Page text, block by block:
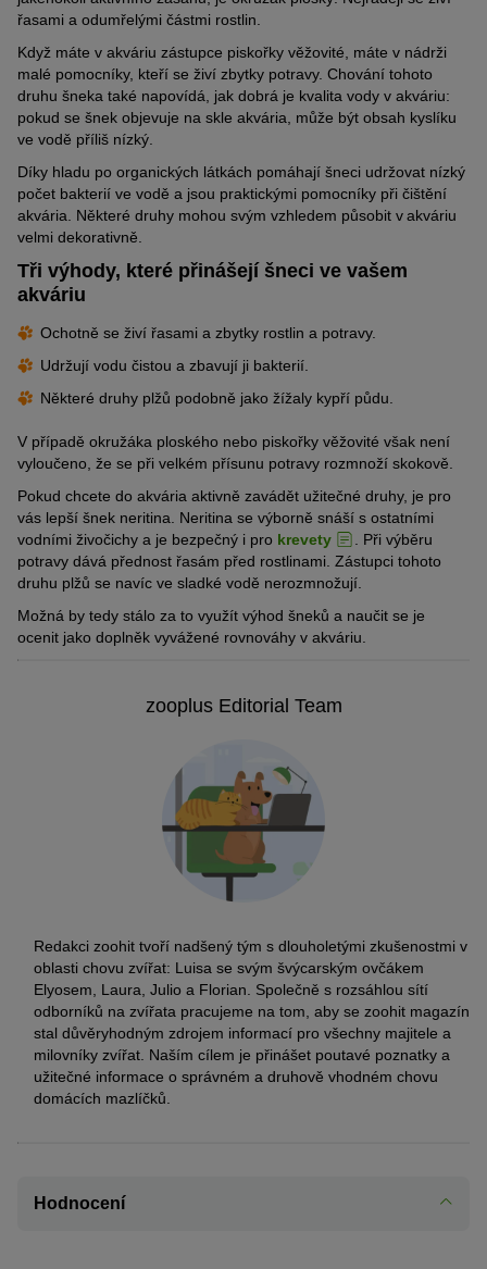
řasami a odumřelými částmi rostlin.
Když máte v akváriu zástupce piskořky věžovité , máte v nádrži
malé pomocníky, kteří se živí zbytky potravy. Chování tohoto
druhu šneka také napovídá, jak dobrá je kvalita vody v akváriu:
pokud se šnek objevuje na skle akvária, může být obsah kyslíku
ve vodě příliš nízký.
Díky hladu po organických látkách pomáhají šneci udržovat nízký
počet bakterií ve vodě a jsou praktickými pomocníky při čištění
akvária. Některé druhy mohou svým vzhledem působit v akváriu
velmi dekorativně.
Tři výhody, které přinášejí šneci ve vašem
akváriu
Ochotně se živí řasami a zbytky rostlin a potravy.
Udržují vodu čistou a zbavují ji bakterií.
Některé druhy plžů podobně jako žížaly kypří půdu.
V případě okružáka ploského nebo piskořky věžovité však není
vyloučeno, že se při velkém přísunu potravy rozmnoží skokově.
Pokud chcete do akvária aktivně zavádět užitečné druhy, je pro
vás lepší šnek neritina. Neritina se výborně snáší s ostatními
vodními živočichy a je bezpečný i pro krevety
. Při výběru
potravy dává přednost řasám před rostlinami. Zástupci tohoto
druhu plžů se navíc ve sladké vodě nerozmnožují.
Možná by tedy stálo za to využít výhod šneků a naučit se je
ocenit jako doplněk vyvážené rovnováhy v akváriu.
zooplus Editorial Team
Redakci zoohit tvoří nadšený tým s dlouholetými zkušenostmi v
oblasti chovu zvířat: Luisa se svým švýcarským ovčákem
Elyosem, Laura, Julio a Florian. Společně s rozsáhlou sítí
odborníků na zvířata pracujeme na tom, aby se zoohit magazín
stal důvěryhodným zdrojem informací pro všechny majitele a
milovníky zvířat. Naším cílem je přinášet poutavé poznatky a
užitečné informace o správném a druhově vhodném chovu
domácích mazlíčků.
Hodnocení